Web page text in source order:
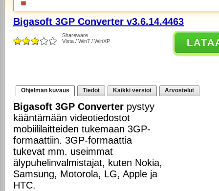
Bigasoft 3GP Converter v3.6.14.4463
Shareware
Vista / Win7 / WinXP
Ohjelman kuvaus Tiedot Kaikki versiot Arvostelut
Bigasoft 3GP Converter pystyy
kääntämään videotiedostot
mobiililaitteiden tukemaan 3GP-
formaattiin. 3GP-formaattia
tukevat mm. useimmat
älypuhelinvalmistajat, kuten Nokia,
Samsung, Motorola, LG, Apple ja
HTC.